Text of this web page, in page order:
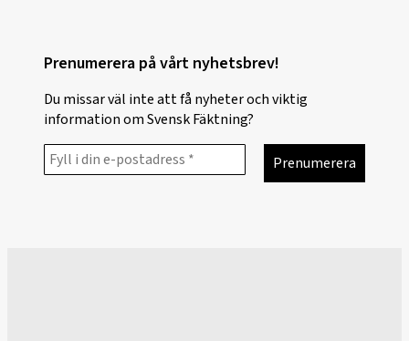
Prenumerera på vårt nyhetsbrev!
Du missar väl inte att få nyheter och viktig
information om Svensk Fäktning?